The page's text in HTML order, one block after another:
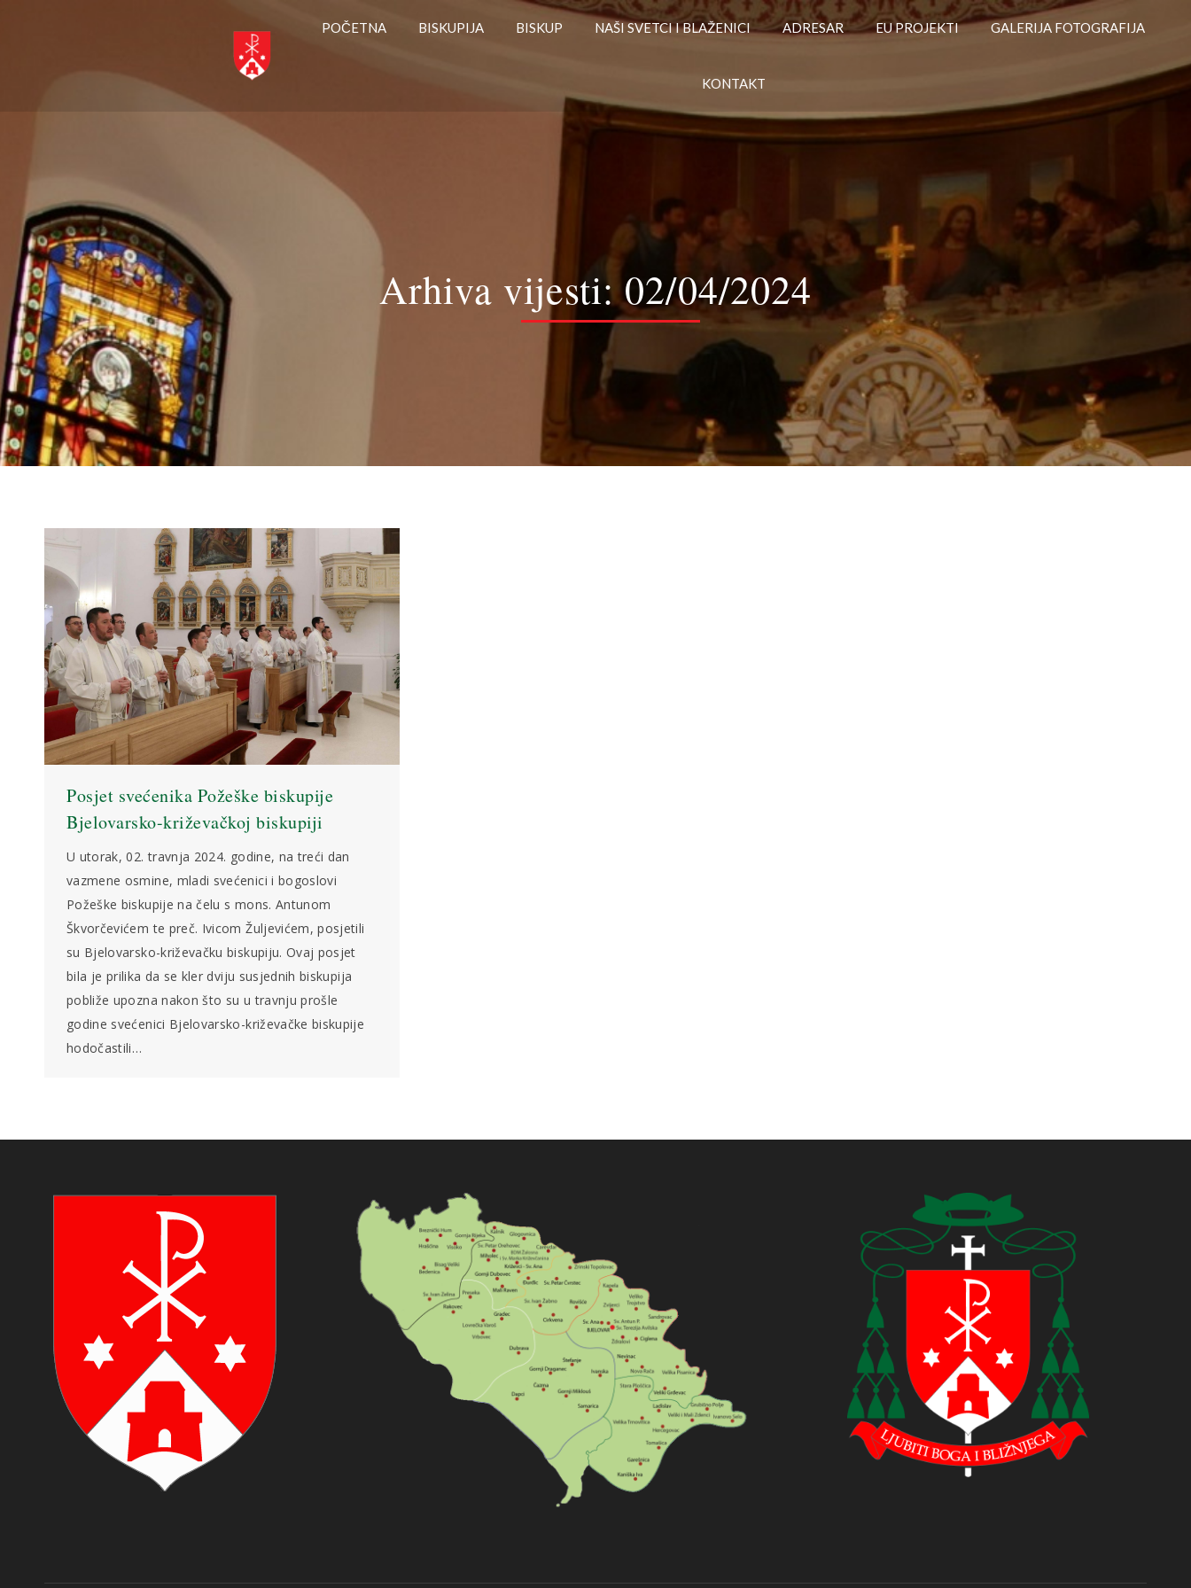
POČETNA BISKUPIJA BISKUP NAŠI SVETCI I BLAŽENICI ADRESAR EU PROJEKTI GALERIJA FOTOGRAFIJA
KONTAKT
Arhiva vijesti:02/04/2024
Posjet svećenika Požeške biskupije
Bjelovarsko-križevačkoj biskupiji
U utorak, 02. travnja 2024. godine, na treći dan
vazmene osmine, mladi svećenici i bogoslovi
Požeške biskupije na čelu s mons. Antunom
Škvorčevićem te preč. Ivicom Žuljevićem, posjetili
su Bjelovarsko-križevačku biskupiju. Ovaj posjet
bila je prilika da se kler dviju susjednih biskupija
pobliže upozna nakon što su u travnju prošle
godine svećenici Bjelovarsko-križevačke biskupije
hodočastili…